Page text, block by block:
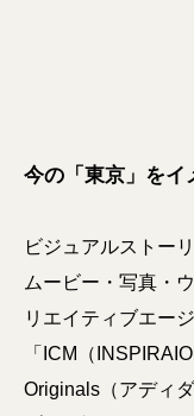
今の「東京」をイ
ビジュアルストー
ムービー・写真・
リエイティブエー
「ICM（
Originals（アディ